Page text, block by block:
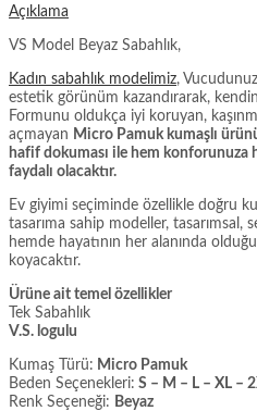
Açıklama
VS Model Beyaz Sabahlık,
Kadın sabahlık modelimiz,
estetik görünüm kazandırarak,
Formunu oldukça iyi koruyan,
açmayan Micro Pamuk kumaşlı
hafif dokuması ile hem konforunuza
faydalı olacaktır.
Ev giyimi seçiminde özellikle doğru
tasarıma sahip modeller, tasarımsal,
hemde hayatının her alanında
koyacaktır.
Ürüne ait temel özellikler
Tek Sabahlık
V.S. logulu
Kumaş Türü: Micro Pamuk
Beden Seçenekleri: S – M – L – XL –
Renk Seçeneği: Beyaz